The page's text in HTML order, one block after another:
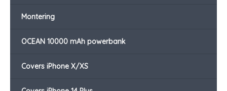
Montering
OCEAN 10000 mAh powerbank
Covers iPhone X/XS